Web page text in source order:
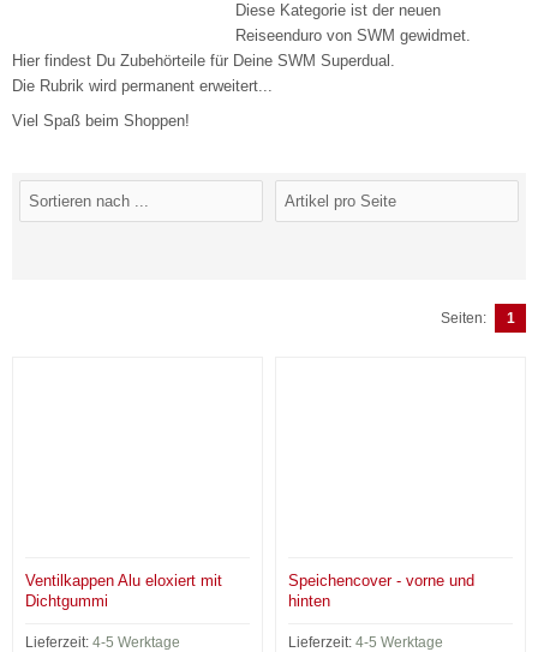
Diese Kategorie ist der neuen
Reiseenduro von SWM gewidmet.
Hier findest Du Zubehörteile für Deine SWM Superdual.
Die Rubrik wird permanent erweitert...
Viel Spaß beim Shoppen!
Seiten: 1
Ventilkappen Alu eloxiert mit
Dichtgummi
Lieferzeit: 4-5 Werktage
Speichencover - vorne und
hinten
Lieferzeit: 4-5 Werktage